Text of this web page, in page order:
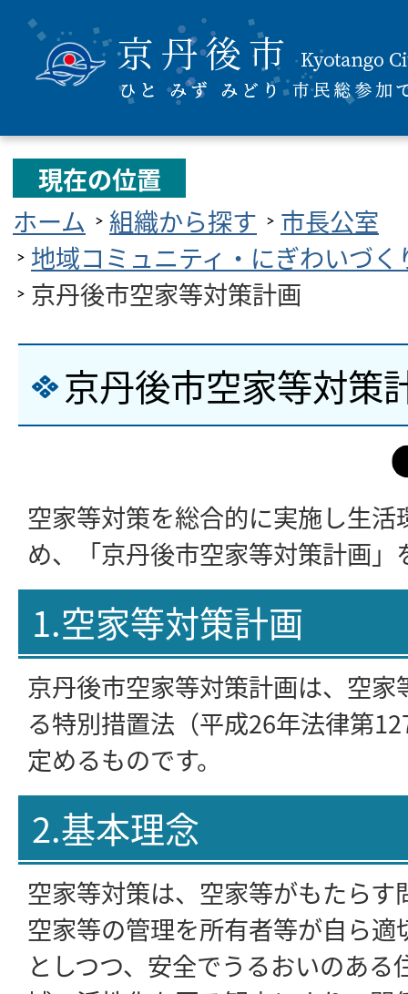
現在の位置
ホーム
組織から探す
市長公室
地域コミュニティ・にぎわいづく
京丹後市空家等対策計画
京丹後市空家等対策
空家等対策を総合的に実施し生
め、「京丹後市空家等対策計画
1.空家等対策計画
京丹後市空家等対策計画は、空
る特別措置法（平成26年法律第
定めるものです。
2.基本理念
空家等対策は、空家等がもたらす
空家等の管理を所有者等が自ら
としつつ、安全でうるおいのある